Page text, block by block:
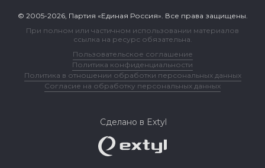
© 2005-2026, Партия «Единая Россия». Все права защищены.
При полном или частичном использовании материалов
ссылка на ресурс обязательна.
Пользовательское соглашение
Политика конфиденциальности
Политика в отношении обработки персональных данных
Согласие на обработку персональных данных
Сделано в Extyl